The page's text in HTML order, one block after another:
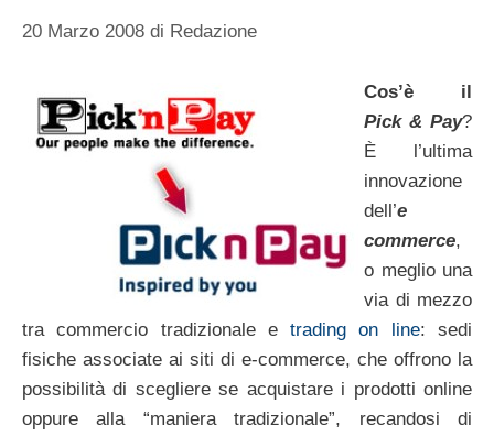
20 Marzo 2008 di Redazione
Cos’è il
Pick & Pay?
È l’ultima
innovazione
dell’e
commerce,
o meglio una
via di mezzo
tra commercio tradizionale etrading on line: sedi
fisiche associate ai siti di e-commerce, che offrono la
possibilità di scegliere se acquistare i prodotti online
oppure alla “maniera tradizionale”, recandosi di